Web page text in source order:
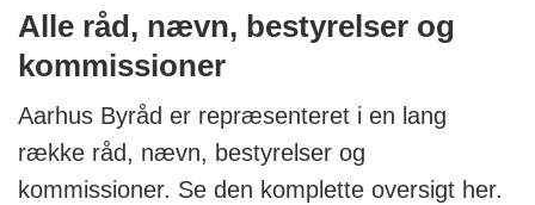
Alle råd, nævn, bestyrelser og
kommissioner
Aarhus Byråd er repræsenteret i en lang
række råd, nævn, bestyrelser og
kommissioner. Se den komplette oversigt her.